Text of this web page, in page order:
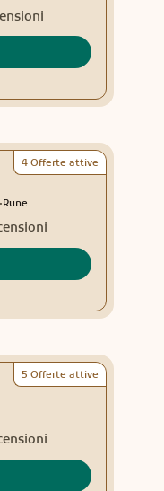
4 Offerte attive
.Rune
5 Offerte attive